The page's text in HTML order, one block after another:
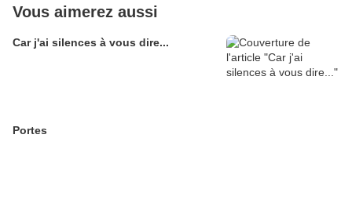
Vous aimerez aussi
Car j'ai silences à vous dire...
Portes